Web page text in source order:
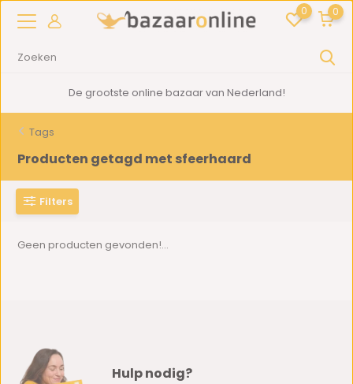
0 0
De grootste online bazaar van Nederland!
Tags
Producten getagd met sfeerhaard
Filters
Geen producten gevonden!...
Hulp nodig?